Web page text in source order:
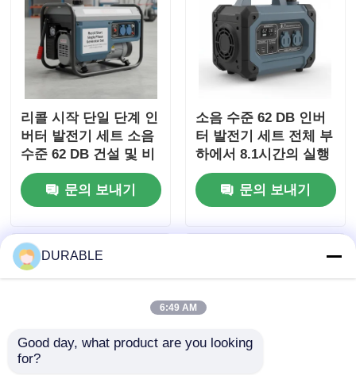
리콜 시작 단일 단계 인
버터 발전기 세트 소음
수준 62 DB 건설 및 비
상 전력 사용에 이상적
입니다.문의 보내기
소음 수준 62 DB 인버
터 발전기 세트 전체 부
하에서 8.1시간의 실행
시간을 제공하며 DC 출
력 DC12V 5A 이동용
전원 공급
문의 보내기
DURABLE
6:49 AM
Good day, what product are you looking
for?